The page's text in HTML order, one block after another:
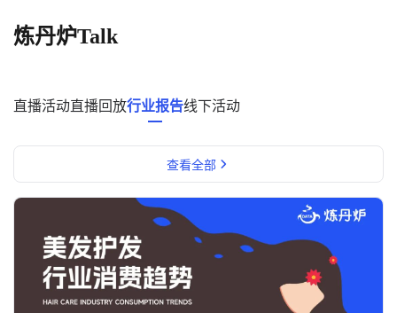
数据中心
消费者说
解决方案
金融市场解决方案
资源中心
新闻中心
炼丹炉Talk
直播活动直播回放行业报告线下活动
查看全部